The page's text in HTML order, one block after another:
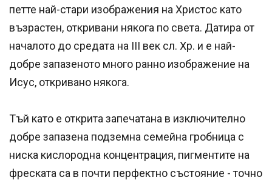
петте най-стари изображения на Христос като
възрастен, откривани някога по света. Датира от
началото до средата на III век сл. Хр. и е най-
добре запазеното много ранно изображение на
Исус, откривано някога.
Тъй като е открита запечатана в изключително
добре запазена подземна семейна гробница с
ниска кислородна концентрация, пигментите на
фреската са в почти перфектно състояние - точно